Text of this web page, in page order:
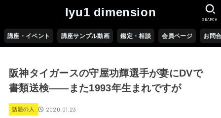
lyu1 dimension
講座・イベント 講座サンプル動画 鑑定・相談 会員ページ お問
SEARCH
阪神タイガースの守屋功輝選手が妻にDVで
書類送検――また1993年生まれですが
話題の人 2020.01.23